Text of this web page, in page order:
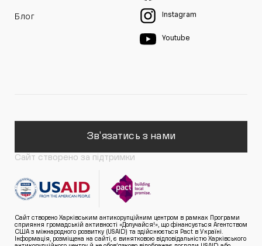
Блог Instagram
Youtube
Зв'язатись з нами
Сайт створено за підтримки
Сайт створено Харківським антикорупційним центром в рамках Програми
сприяння громадській активності «Долучайся!», що фінансується Агентством
США з міжнародного розвитку (USAID) та здійснюється Pact в Україні.
Інформація, розміщена на сайті, є винятковою відповідальністю Харківського